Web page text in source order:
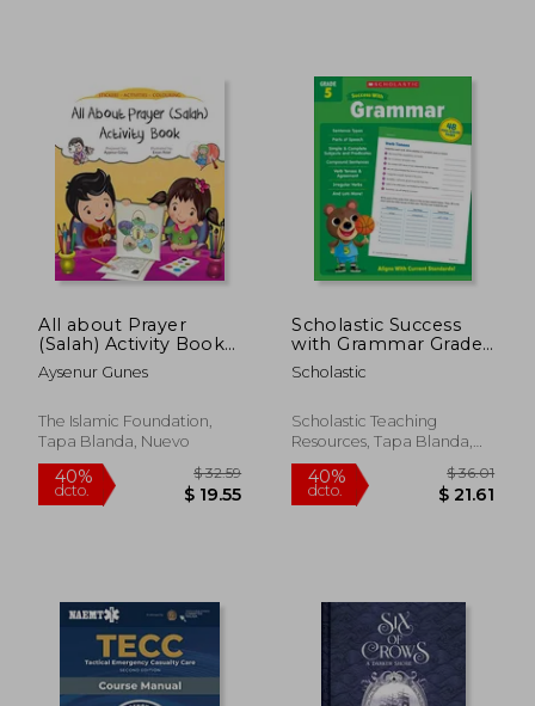
45%
dcto. $ 20.82
45%
dcto. $
All about Prayer
(Salah) Activity Book
(Discover Islam
Sticker Activity Books)
Aysenur Gunes
The Islamic Foundation,
Tapa Blanda, Nuevo
Scholastic Success
with Grammar Grade
5 Workbook (en
Inglés)
Scholastic
Scholastic Teaching
Resources, Tapa Blanda,
Nuevo